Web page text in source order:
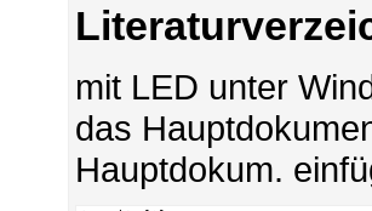
mit LED unter
das
Hauptdokum.